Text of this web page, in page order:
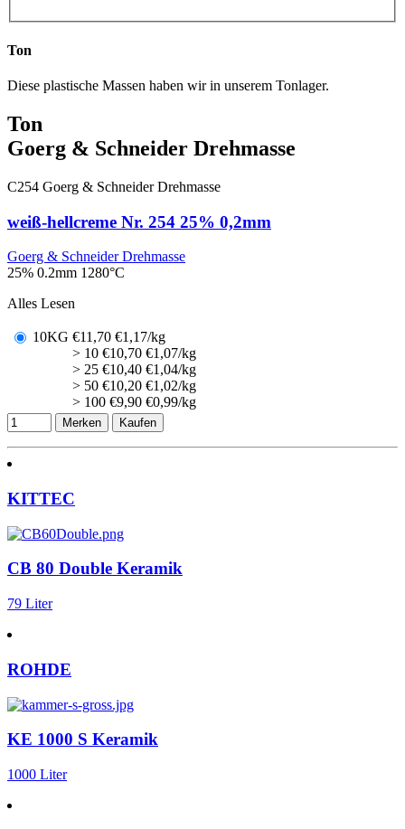
Ton
Diese plastische Massen haben wir in unserem Tonlager.
Ton
Goerg & Schneider Drehmasse
C254 Goerg & Schneider Drehmasse
weiß-hellcreme Nr. 254 25% 0,2mm
Goerg & Schneider Drehmasse
25% 0.2mm 1280°C
Alles Lesen
10KG €11,70 €1,17/kg
> 10 €10,70 €1,07/kg
> 25 €10,40 €1,04/kg
> 50 €10,20 €1,02/kg
> 100 €9,90 €0,99/kg
Merken Kaufen
KITTEC
CB 80 Double Keramik
79 Liter
ROHDE
KE 1000 S Keramik
1000 Liter